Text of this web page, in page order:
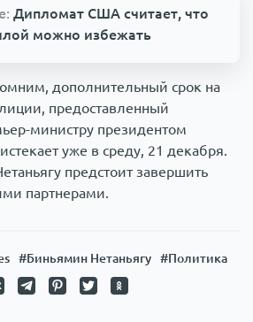
Дипломат США считает, что
можно избежать
дополнительный срок на
предоставленный
министру президентом
уже в среду, 21 декабря.
предстоит завершить
партнерами.
#Биньямин Нетаньягу
#Политика